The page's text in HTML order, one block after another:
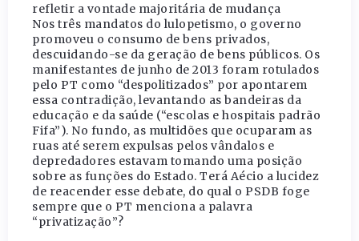
refletir a vontade majoritária de mudança
Nos três mandatos do lulopetismo, o governo
promoveu o consumo de bens privados,
descuidando-se da geração de bens públicos. Os
manifestantes de junho de 2013 foram rotulados
pelo PT como “despolitizados” por apontarem
essa contradição, levantando as bandeiras da
educação e da saúde (“escolas e hospitais padrão
Fifa”). No fundo, as multidões que ocuparam as
ruas até serem expulsas pelos vândalos e
depredadores estavam tomando uma posição
sobre as funções do Estado. Terá Aécio a lucidez
de reacender esse debate, do qual o PSDB foge
sempre que o PT menciona a palavra
“privatização”?